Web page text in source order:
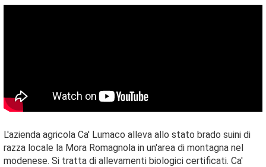
L'azienda agricola Ca' Lumaco alleva allo stato brado suini di
razza locale la Mora Romagnola in un'area di montagna nel
modenese. Si tratta di allevamenti biologici certificati. Ca'